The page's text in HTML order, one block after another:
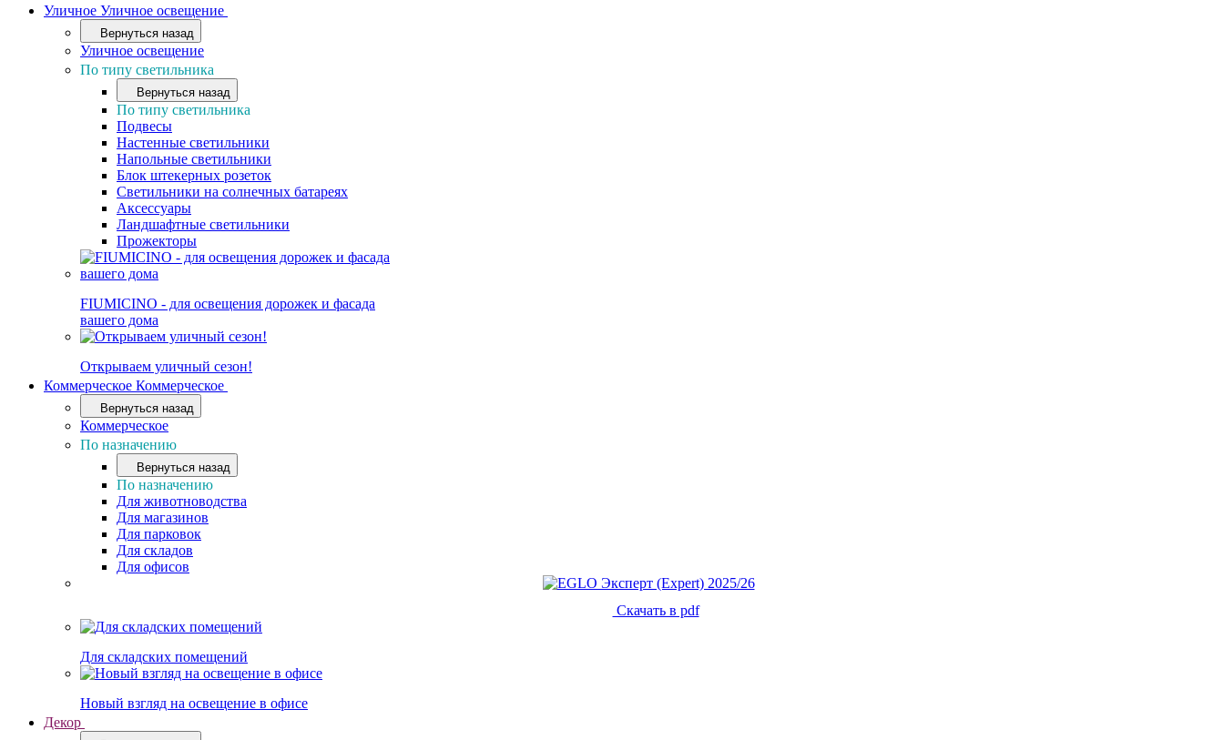
Уличное Уличное освещение
Вернуться назад
Уличное освещение
По типу светильника
Вернуться назад
По типу светильника
Подвесы
Настенные светильники
Напольные светильники
Блок штекерных розеток
Светильники на солнечных батареях
Аксессуары
Ландшафтные светильники
Прожекторы
FIUMICINO - для освещения дорожек и фасада
вашего дома
Открываем уличный сезон!
Коммерческое Коммерческое
Вернуться назад
Коммерческое
По назначению
Вернуться назад
По назначению
Для животноводства
Для магазинов
Для парковок
Для складов
Для офисов
Скачать в pdf
Для складских помещений
Новый взгляд на освещение в офисе
Декор